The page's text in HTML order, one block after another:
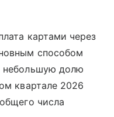
картами через
способом
небольшую долю
квартале 2026
числа